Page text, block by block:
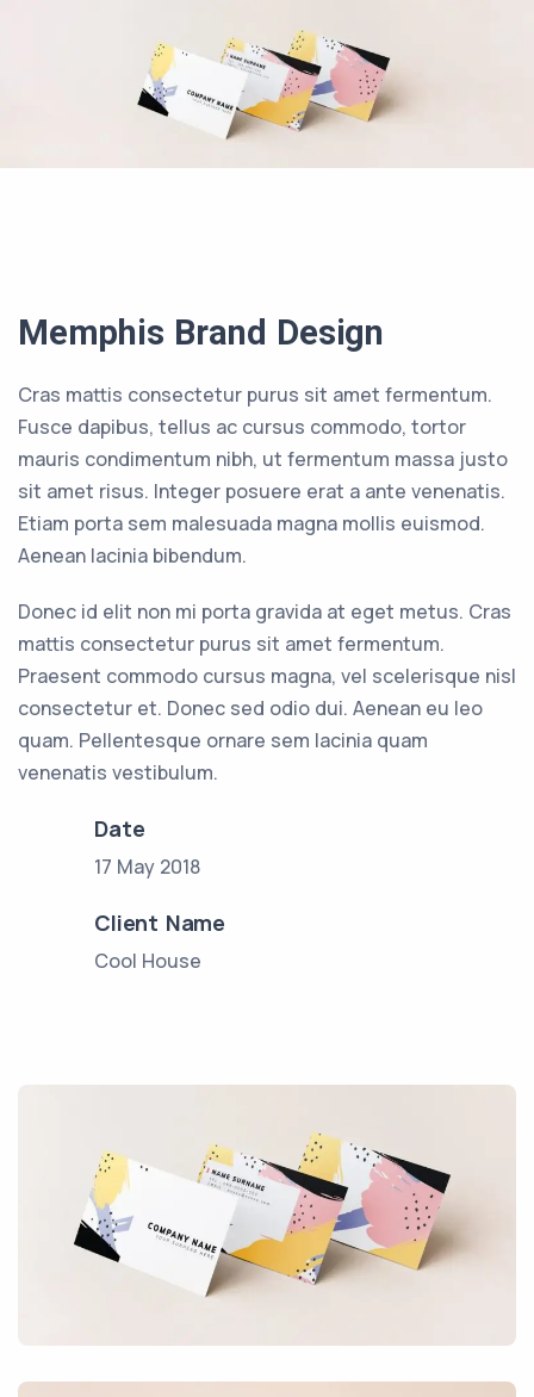
Memphis Brand Design
Cras mattis consectetur purus sit amet fermentum.
Fusce dapibus, tellus ac cursus commodo, tortor
mauris condimentum nibh, ut fermentum massa justo
sit amet risus. Integer posuere erat a ante venenatis.
Etiam porta sem malesuada magna mollis euismod.
Aenean lacinia bibendum.
Donec id elit non mi porta gravida at eget metus. Cras
mattis consectetur purus sit amet fermentum.
Praesent commodo cursus magna, vel scelerisque nisl
consectetur et. Donec sed odio dui. Aenean eu leo
quam. Pellentesque ornare sem lacinia quam
venenatis vestibulum.
Date
17 May 2018
Client Name
Cool House